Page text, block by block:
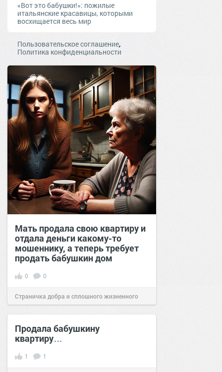
«Вот это бабушки!»: пожилые
итальянские красавицы, которыми
восхищается весь мир
Пользовательское соглашение,
Политика конфиденциальности
Мать продала свою квартиру и
отдала деньги какому-то
мошеннику, а теперь требует
продать бабушкин дом
0 0
Страничка добра и сплошного жизненного
позитива! 20:20 05 фев 2025
Продала бабушкину
квартиру…
1 1